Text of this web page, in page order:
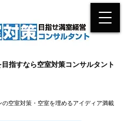
指すなら空室対策コンサルタント
の空室対策・空室を埋めるアイディア満載